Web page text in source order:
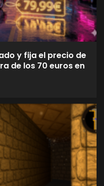
y fija el precio de
de los 70 euros en